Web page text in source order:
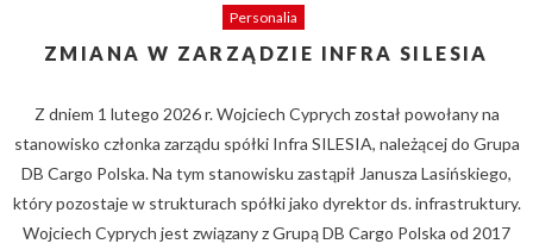
Personalia
ZMIANA W ZARZĄDZIE INFRA SILESIA
Z dniem 1 lutego 2026 r. Wojciech Cyprych został powołany na
stanowisko członka zarządu spółki Infra SILESIA, należącej do Grupa
DB Cargo Polska. Na tym stanowisku zastąpił Janusza Lasińskiego,
który pozostaje w strukturach spółki jako dyrektor ds. infrastruktury.
Wojciech Cyprych jest związany z Grupą DB Cargo Polska od 2017